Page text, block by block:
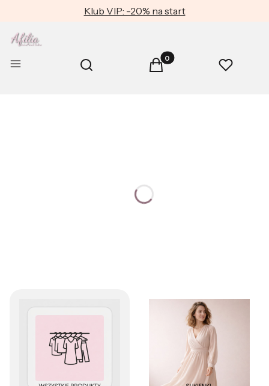
Klub VIP: -20% na start
Menu Otwórz wyszukiwarkę
Szukaj Produkty w koszyku: 0.
Koszyk Ulubione